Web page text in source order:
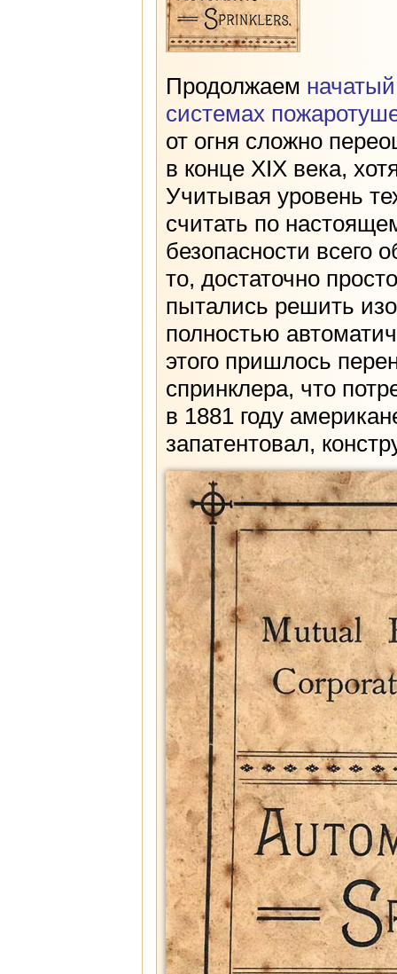
Продолжаем
системах
от огня сложно
в конце XIX века,
Учитывая уровень
считать по
безопасности
то, достаточно
пытались решить
полностью
этого пришлось
спринклера, что
в 1881 году
запатентовал,